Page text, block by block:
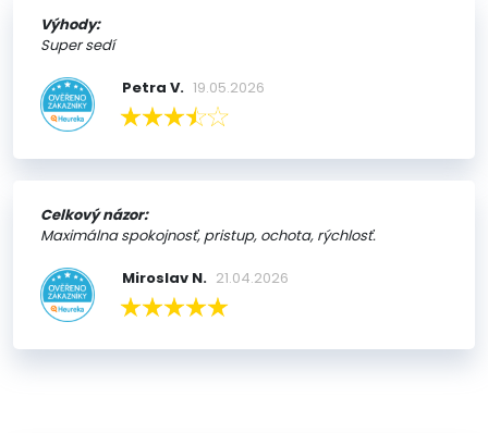
Výhody:
Super sedí
Petra V. 19.05.2026
Celkový názor:
Maximálna spokojnosť, pristup, ochota, rýchlosť.
Miroslav N. 21.04.2026